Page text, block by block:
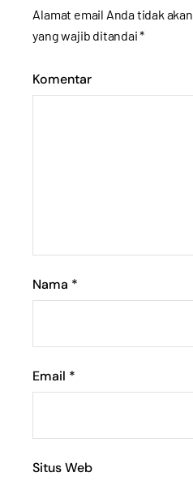
Alamat email Anda tidak
yang wajib ditandai*
Komentar
Nama *
Email *
Situs Web